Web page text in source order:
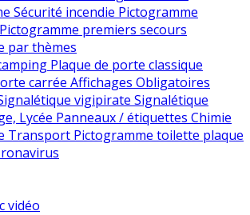
Sécurité incendie Pictogramme
Pictogramme premiers secours
par thèmes
Plaque de porte classique
carrée Affichages Obligatoires
vigipirate Signalétique
Lycée Panneaux / étiquettes Chimie
Transport Pictogramme toilette plaque
vidéo